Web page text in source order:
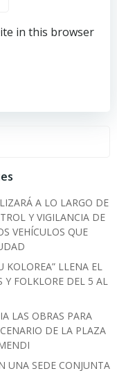
in this browser
A LO LARGO DE
Y VIGILANCIA DE
VEHÍCULOS QUE
KOLOREA” LLENA EL
Y FOLKLORE DEL 5 AL
LAS OBRAS PARA
DE LA PLAZA
UNA SEDE CONJUNTA